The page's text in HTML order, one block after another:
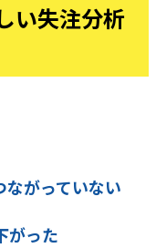
い失注分析
ながっていない
がった